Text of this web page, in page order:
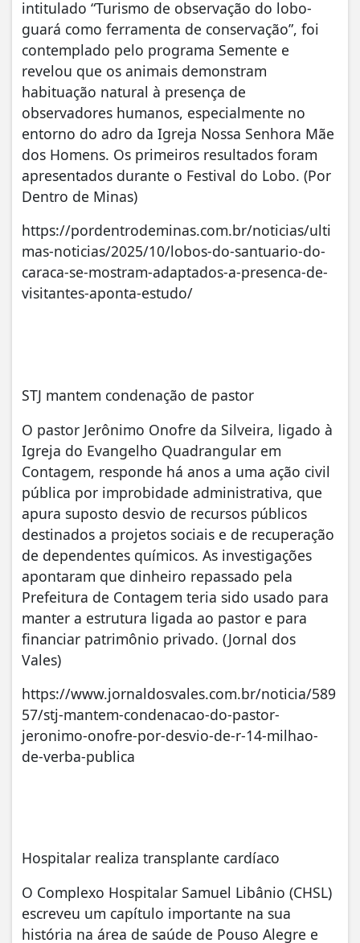
intitulado “Turismo de observação do lobo-
guará como ferramenta de conservação”, foi
contemplado pelo programa Semente e
revelou que os animais demonstram
habituação natural à presença de
observadores humanos, especialmente no
entorno do adro da Igreja Nossa Senhora Mãe
dos Homens. Os primeiros resultados foram
apresentados durante o Festival do Lobo. (Por
Dentro de Minas)
https://pordentrodeminas.com.br/noticias/ulti
mas-noticias/2025/10/lobos-do-santuario-do-
caraca-se-mostram-adaptados-a-presenca-de-
visitantes-aponta-estudo/
STJ mantem condenação de pastor
O pastor Jerônimo Onofre da Silveira, ligado à
Igreja do Evangelho Quadrangular em
Contagem, responde há anos a uma ação civil
pública por improbidade administrativa, que
apura suposto desvio de recursos públicos
destinados a projetos sociais e de recuperação
de dependentes químicos. As investigações
apontaram que dinheiro repassado pela
Prefeitura de Contagem teria sido usado para
manter a estrutura ligada ao pastor e para
financiar patrimônio privado. (Jornal dos
Vales)
https://www.jornaldosvales.com.br/noticia/589
57/stj-mantem-condenacao-do-pastor-
jeronimo-onofre-por-desvio-de-r-14-milhao-
de-verba-publica
Hospitalar realiza transplante cardíaco
O Complexo Hospitalar Samuel Libânio (CHSL)
escreveu um capítulo importante na sua
história na área de saúde de Pouso Alegre e